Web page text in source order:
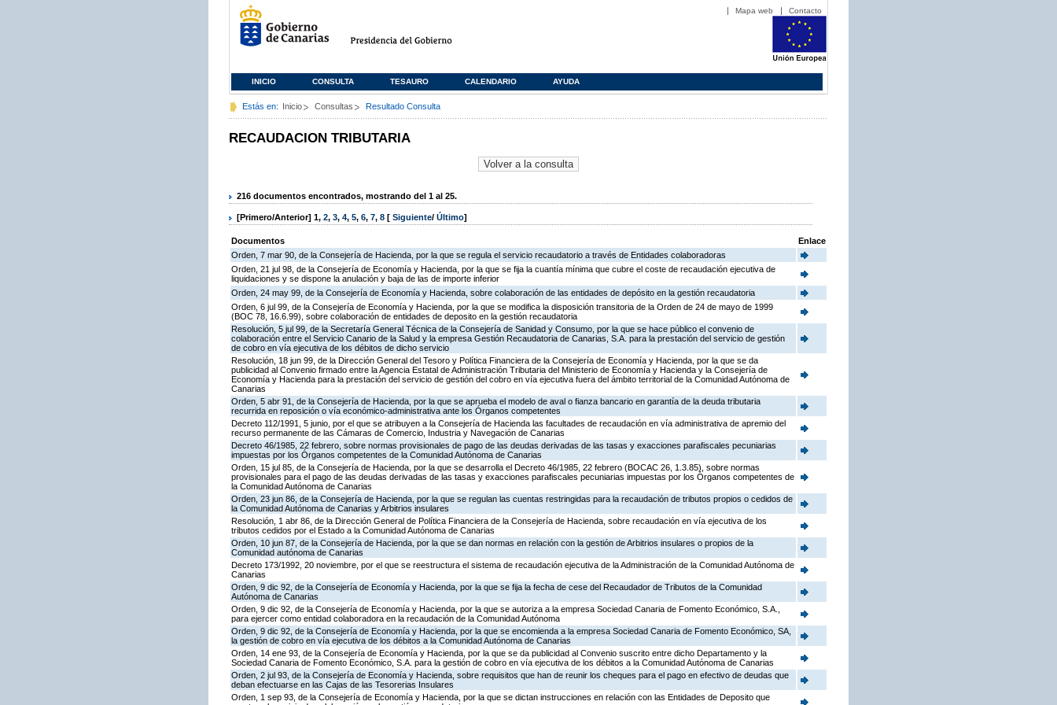
Mapa web Contacto
INICIO CONSULTA TESAURO CALENDARIO AYUDA
Estás en: Inicio Consultas Resultado Consulta
RECAUDACION TRIBUTARIA
216 documentos encontrados, mostrando del 1 al 25.
[Primero/Anterior] 1, 2, 3, 4, 5, 6, 7, 8 [ Siguiente/ Último]
Documentos
Enlace
Orden, 7 mar 90, de la Consejería de Hacienda, por la que se regula el servicio recaudatorio a través de Entidades colaboradoras
Orden, 21 jul 98, de la Consejería de Economía y Hacienda, por la que se fija la cuantía mínima que cubre el coste de recaudación ejecutiva de
liquidaciones y se dispone la anulación y baja de las de importe inferior
Orden, 24 may 99, de la Consejería de Economía y Hacienda, sobre colaboración de las entidades de depósito en la gestión recaudatoria
Orden, 6 jul 99, de la Consejería de Economía y Hacienda, por la que se modifica la disposición transitoria de la Orden de 24 de mayo de 1999
(BOC 78, 16.6.99), sobre colaboración de entidades de deposito en la gestión recaudatoria
Resolución, 5 jul 99, de la Secretaría General Técnica de la Consejería de Sanidad y Consumo, por la que se hace público el convenio de
colaboración entre el Servicio Canario de la Salud y la empresa Gestión Recaudatoria de Canarias, S.A. para la prestación del servicio de gestión
de cobro en vía ejecutiva de los débitos de dicho servicio
Resolución, 18 jun 99, de la Dirección General del Tesoro y Política Financiera de la Consejería de Economía y Hacienda, por la que se da
publicidad al Convenio firmado entre la Agencia Estatal de Administración Tributaria del Ministerio de Economía y Hacienda y la Consejería de
Economía y Hacienda para la prestación del servicio de gestión del cobro en vía ejecutiva fuera del ámbito territorial de la Comunidad Autónoma de
Canarias
Orden, 5 abr 91, de la Consejería de Hacienda, por la que se aprueba el modelo de aval o fianza bancario en garantía de la deuda tributaria
recurrida en reposición o vía económico-administrativa ante los Órganos competentes
Decreto 112/1991, 5 junio, por el que se atribuyen a la Consejería de Hacienda las facultades de recaudación en vía administrativa de apremio del
recurso permanente de las Cámaras de Comercio, Industria y Navegación de Canarias
Decreto 46/1985, 22 febrero, sobre normas provisionales de pago de las deudas derivadas de las tasas y exacciones parafiscales pecuniarias
impuestas por los Órganos competentes de la Comunidad Autónoma de Canarias
Orden, 15 jul 85, de la Consejería de Hacienda, por la que se desarrolla el Decreto 46/1985, 22 febrero (BOCAC 26, 1.3.85), sobre normas
provisionales para el pago de las deudas derivadas de las tasas y exacciones parafiscales pecuniarias impuestas por los Órganos competentes de
la Comunidad Autónoma de Canarias
Orden, 23 jun 86, de la Consejería de Hacienda, por la que se regulan las cuentas restringidas para la recaudación de tributos propios o cedidos de
la Comunidad Autónoma de Canarias y Arbitrios insulares
Resolución, 1 abr 86, de la Dirección General de Política Financiera de la Consejería de Hacienda, sobre recaudación en vía ejecutiva de los
tributos cedidos por el Estado a la Comunidad Autónoma de Canarias
Orden, 10 jun 87, de la Consejería de Hacienda, por la que se dan normas en relación con la gestión de Arbitrios insulares o propios de la
Comunidad autónoma de Canarias
Decreto 173/1992, 20 noviembre, por el que se reestructura el sistema de recaudación ejecutiva de la Administración de la Comunidad Autónoma de
Canarias
Orden, 9 dic 92, de la Consejería de Economía y Hacienda, por la que se fija la fecha de cese del Recaudador de Tributos de la Comunidad
Autónoma de Canarias
Orden, 9 dic 92, de la Consejería de Economía y Hacienda, por la que se autoriza a la empresa Sociedad Canaria de Fomento Económico, S.A.,
para ejercer como entidad colaboradora en la recaudación de la Comunidad Autónoma
Orden, 9 dic 92, de la Consejería de Economía y Hacienda, por la que se encomienda a la empresa Sociedad Canaria de Fomento Económico, SA,
la gestión de cobro en vía ejecutiva de los débitos a la Comunidad Autónoma de Canarias
Orden, 14 ene 93, de la Consejería de Economía y Hacienda, por la que se da publicidad al Convenio suscrito entre dicho Departamento y la
Sociedad Canaria de Fomento Económico, S.A. para la gestión de cobro en vía ejecutiva de los débitos a la Comunidad Autónoma de Canarias
Orden, 2 jul 93, de la Consejería de Economía y Hacienda, sobre requisitos que han de reunir los cheques para el pago en efectivo de deudas que
deban efectuarse en las Cajas de las Tesorerias Insulares
Orden, 1 sep 93, de la Consejería de Economía y Hacienda, por la que se dictan instrucciones en relación con las Entidades de Deposito que